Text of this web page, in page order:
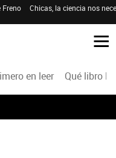
Freno Chicas, la ciencia nos
en leer Qué libro